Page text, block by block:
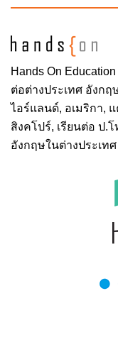
Hands On
ต่อต่างประเทศ อังกฤ
ไอร์แลนด์, อเมริกา,
สิงคโปร์, เรียนต่อ ป.
อังกฤษในต่างประเท